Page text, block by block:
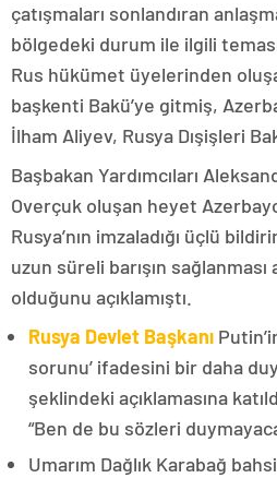
çatışmaları sonlandıran
bölgedeki durum ile ilgili
Rus hükümet üyelerinden
başkenti Bakü’ye gitmiş,
İlham Aliyev, Rusya Dışişleri
Başbakan Yardımcıları
Overçuk oluşan heyet
Rusya’nın imzaladığı üçlü
uzun süreli barışın sağlanması
olduğunu açıklamıştı.
Rusya Devlet Başkanı
sorunu’ ifadesini bir daha
şeklindeki açıklamasına
“Ben de bu sözleri
Umarım Dağlık Karabağ